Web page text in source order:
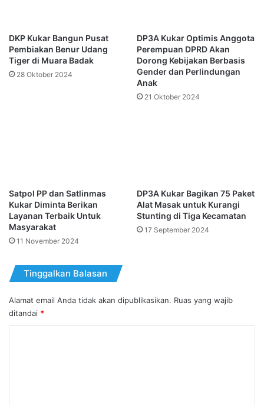
DKP Kukar Bangun Pusat
Pembiakan Benur Udang
Tiger di Muara Badak
28 Oktober 2024
DP3A Kukar Optimis Anggota
Perempuan DPRD Akan
Dorong Kebijakan Berbasis
Gender dan Perlindungan
Anak
21 Oktober 2024
Satpol PP dan Satlinmas
Kukar Diminta Berikan
Layanan Terbaik Untuk
Masyarakat
11 November 2024
DP3A Kukar Bagikan 75 Paket
Alat Masak untuk Kurangi
Stunting di Tiga Kecamatan
17 September 2024
Tinggalkan Balasan
Alamat email Anda tidak akan dipublikasikan. Ruas yang wajib
ditandai *